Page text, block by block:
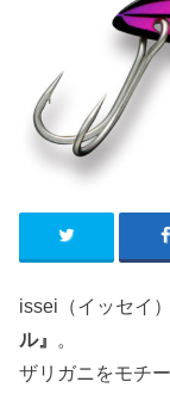
issei（イッセイ
ル』 。
ザリガニをモチ